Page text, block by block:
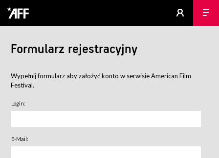
Formularz rejestracyjny
Wypełnij formularz aby założyć konto w serwisie American Film
Festival.
Login:
E-Mail: